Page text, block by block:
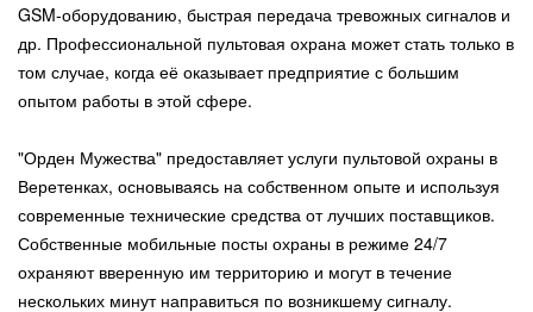
GSM-оборудованию, быстрая передача тревожных сигналов и
др. Профессиональной пультовая охрана может стать только в
том случае, когда её оказывает предприятие с большим
опытом работы в этой сфере.
"Орден Мужества" предоставляет услуги пультовой охраны в
Веретенках, основываясь на собственном опыте и используя
современные технические средства от лучших поставщиков.
Собственные мобильные посты охраны в режиме 24/7
охраняют вверенную им территорию и могут в течение
нескольких минут направиться по возникшему сигналу.